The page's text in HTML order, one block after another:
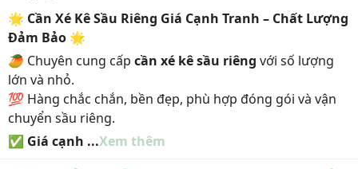
🌟 Cần Xé Kê Sầu Riêng Giá Cạnh Tranh – Chất Lượng
Đảm Bảo 🌟
🥭 Chuyên cung cấp cần xé kê sầu riêng với số lượng
lớn và nhỏ.
💯 Hàng chắc chắn, bền đẹp, phù hợp đóng gói và vận
chuyển sầu riêng.
✅ Giá cạnh ...Xem thêm